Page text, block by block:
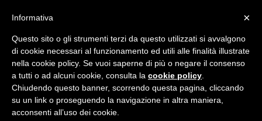
TAG: work
×
Informativa
Questo sito o gli strumenti terzi da questo utilizzati si avvalgono
di cookie necessari al funzionamento ed utili alle finalità illustrate
nella cookie policy. Se vuoi saperne di più o negare il consenso
a tutti o ad alcuni cookie, consulta la cookie policy
Chiudendo questo banner, scorrendo questa pagina, cliccando
su un link o proseguendo la navigazione in altra maniera,
acconsenti all’uso dei cookie.